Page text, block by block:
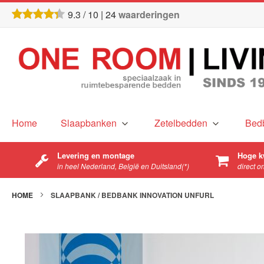
9.3 / 10 | 24waarderingen
Home Slaapbanken Zetelbedden
Levering en montage
in heel Nederland, België en Duitsland(*)
Hoge
direct
HOME SLAAPBANK / BEDBANK INNOVATION UNFURL